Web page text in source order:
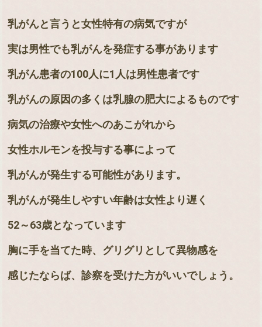
乳がんと言うと女性特有の病気ですが
実は男性でも乳がんを発症する事があります
乳がん患者の100人に1 人は男性患者です
乳がんの原因の多くは乳腺の肥大によるものです
病気の治療や女性へのあこがれから
女性ホルモンを投与する事によって
乳がんが発生する可能性があります。
乳がんが発生しやすい年齢は女性より遅く
52～63歳となっています
胸に手を当てた時、グリグリとして異物感を
感じたならば、診察を受けた方がいいでしょう。